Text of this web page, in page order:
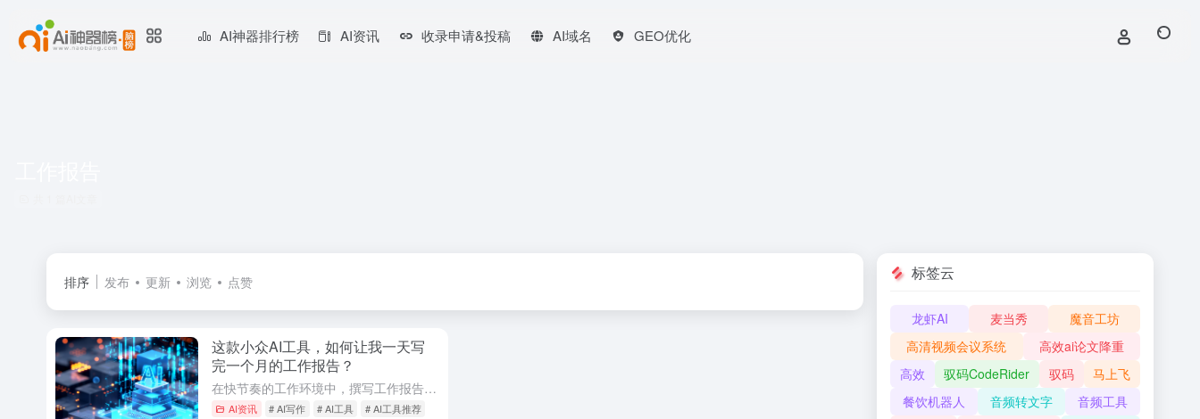
AI神器排行榜 AI资讯 收录申请&投稿 AI域名 GEO优化
排序 发布 更新 浏览 点赞
这款小众AI工具，如何让我一天写
完一个月的工作报告？
在快节奏的工作环境中，撰写工作报告是一项既耗时又容易疏漏的任务。尤其对于那些希望提升效率、减少重复性工作的人来说，一款高效、智能的AI工具无疑是理想之选。本文将介绍一款小众但功能强大的AI工具，如何帮...
AI资讯 # AI写作 # AI工具 # AI工具推荐
标签云
龙虾AI 麦当秀
魔音工坊
高清视频会议系统
高效ai论文降重
高效
驭码CodeRider 驭码
马上飞
餐饮机器人
音频转文字
音频工具